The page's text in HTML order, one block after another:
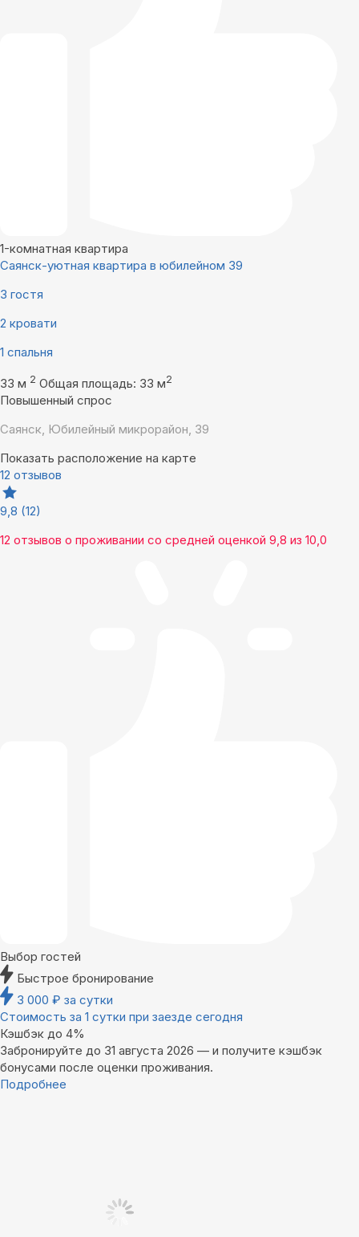
1-комнатная квартира
Саянск-уютная квартира в юбилейном 39
3 гостя
2 кровати
1 спальня
33 м 2 Общая площадь: 33 м2
Повышенный спрос
Саянск, Юбилейный микрорайон, 39
Показать расположение на карте
12 отзывов
9,8 (12)
12 отзывов о проживании со средней оценкой 9,8 из 10,0
Выбор гостей
Быстрое бронирование
3 000 ₽ за сутки
Стоимость за 1 сутки при заезде сегодня
Кэшбэк до 4%
Забронируйте до 31 августа 2026 — и получите кэшбэк
бонусами после оценки проживания.
Подробнее